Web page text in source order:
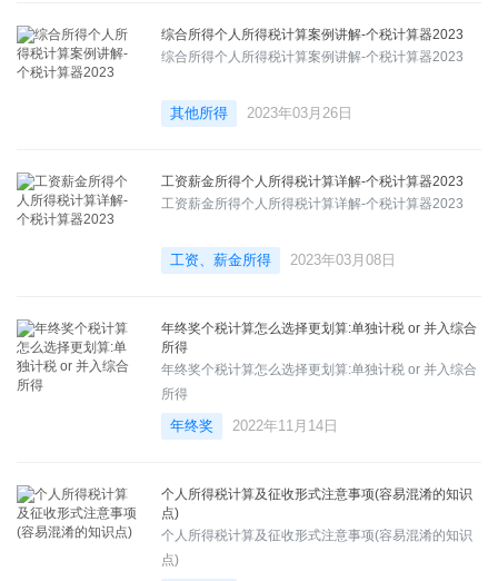
综合所得个人所得税计算案例讲解-个税计算器2023
综合所得个人所得税计算案例讲解-个税计算器2023
其他所得 2023年03月26日
工资薪金所得个人所得税计算详解-个税计算器2023
工资薪金所得个人所得税计算详解-个税计算器2023
工资、薪金所得 2023年03月08日
年终奖个税计算怎么选择更划算:单独计税 or 并入综合
所得
年终奖个税计算怎么选择更划算:单独计税 or 并入综合
所得
年终奖 2022年11月14日
个人所得税计算及征收形式注意事项(容易混淆的知识
点)
个人所得税计算及征收形式注意事项(容易混淆的知识
点)